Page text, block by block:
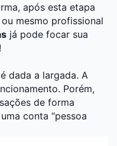
após esta etapa
mesmo profissional
já pode focar sua
dada a largada. A
Porém,
de forma
conta “pessoa